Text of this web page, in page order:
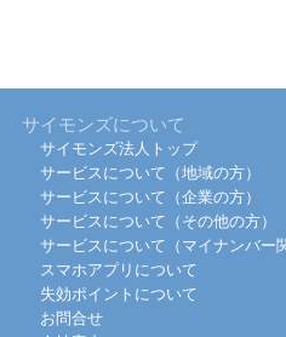
サイモンズについて
サイモンズ法人トップ
サービスについて（地域の方）
サービスについて（企業の方）
サービスについて（その他の方）
サービスについて（マイナンバー
スマホアプリについて
失効ポイントについて
お問合せ